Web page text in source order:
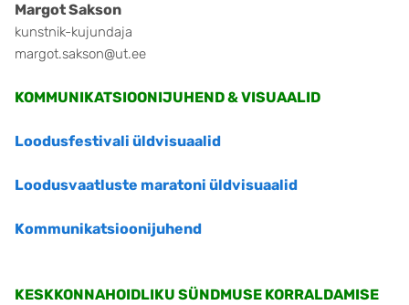
Margot Sakson
kunstnik-kujundaja
margot.sakson@ut.ee
KOMMUNIKATSIOONIJUHEND & VISUAALID
Loodusfestivali üldvisuaalid
Loodusvaatluste maratoni üldvisuaalid
Kommunikatsioonijuhend
KESKKONNAHOIDLIKU SÜNDMUSE KORRALDAMISE